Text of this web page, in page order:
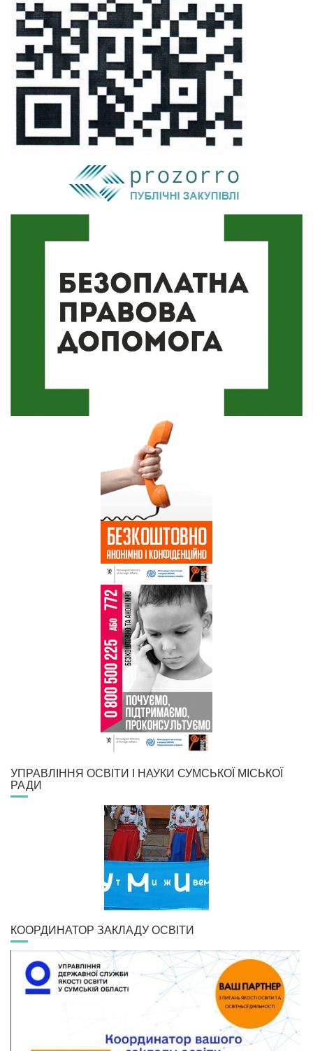
УПРАВЛІННЯ ОСВІТИ І НАУКИ СУМСЬКОЇ МІСЬКОЇ
РАДИ
КООРДИНАТОР ЗАКЛАДУ ОСВІТИ